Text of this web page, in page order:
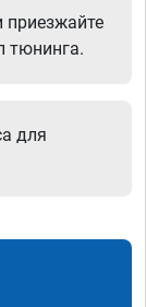
приезжайте
тюнинга.
для